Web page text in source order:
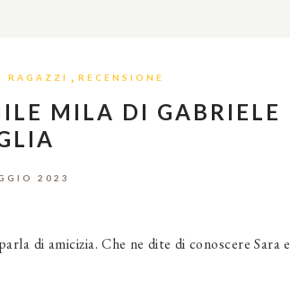
RAGAZZI , RECENSIONE
MILA DI GABRIELE
2023
di amicizia. Che ne dite di conoscere Sara e